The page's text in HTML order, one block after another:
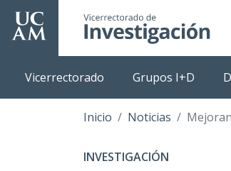
Pasar
principal
Vicerrectorado Grupos I+D
Inicio Noticias Mejoran la calidad de los
INVESTIGACIÓN